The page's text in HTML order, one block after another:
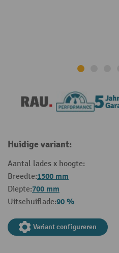
Huidige variant:
Aantal lades x hoogte:
Breedte:1500 mm
Diepte:700 mm
Uitschuiflade:90 %
Variant configureren